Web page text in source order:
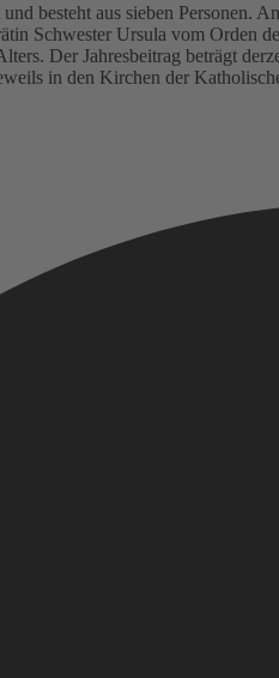
besteht aus sieben Personen.
Schwester Ursula vom
Der Jahresbeitrag beträgt
in den Kirchen der